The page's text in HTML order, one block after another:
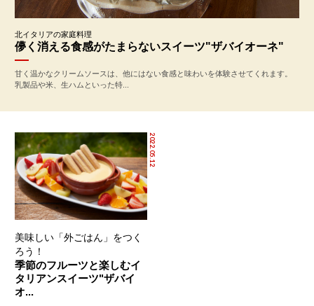
北イタリアの家庭料理
儚く消える食感がたまらないスイーツ"ザバイオーネ"
甘く温かなクリームソースは、他にはない食感と味わいを体験させてくれます。
乳製品や米、生ハムといった特...
2022.05.12
美味しい「外ごはん」をつく
ろう！
季節のフルーツと楽しむイ
タリアンスイーツ"ザバイ
オ...